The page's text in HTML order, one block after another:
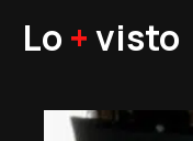
Lo +visto